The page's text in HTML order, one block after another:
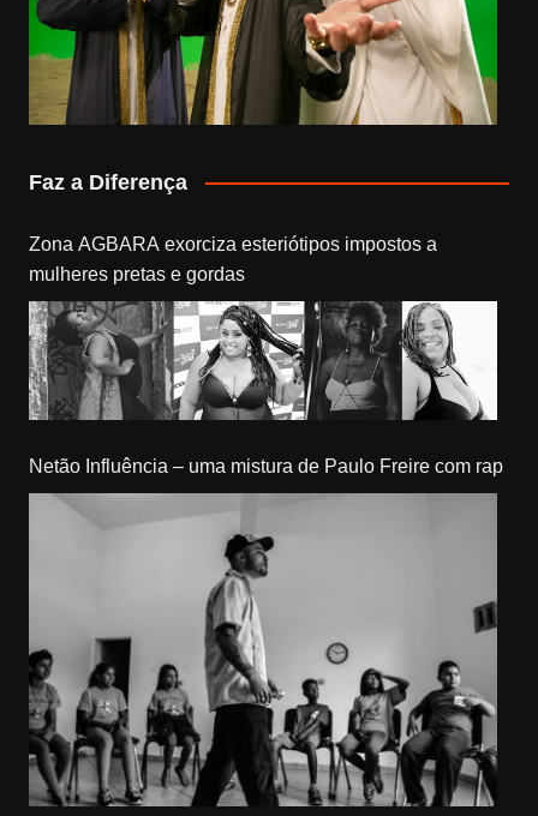
Faz a Diferença
Zona AGBARA exorciza esteriótipos impostos a
mulheres pretas e gordas
Netão Influência – uma mistura de Paulo Freire com rap